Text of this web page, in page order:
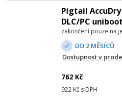
Pigtail AccuDry
DLC/PC
zakončení pouze na
DO 2 MĚSÍCŮ
Dostupnost v
762 Kč
922 Kč s DPH